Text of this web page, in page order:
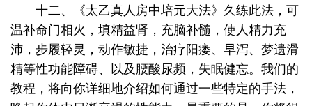
十二、《太乙真人房中培元大法》久练此法，可
温补命门相火，填精益肾，充脑补髓，使人精力充
沛，步履轻灵，动作敏捷，治疗阳痿、早泻、梦遗滑
精等性功能障碍、以及腰酸尿频，失眠健忘。我们的
教程，将向你详细地介绍如何通过一些特定的手法，